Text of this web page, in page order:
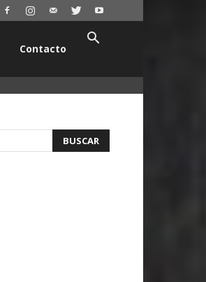
Contacto